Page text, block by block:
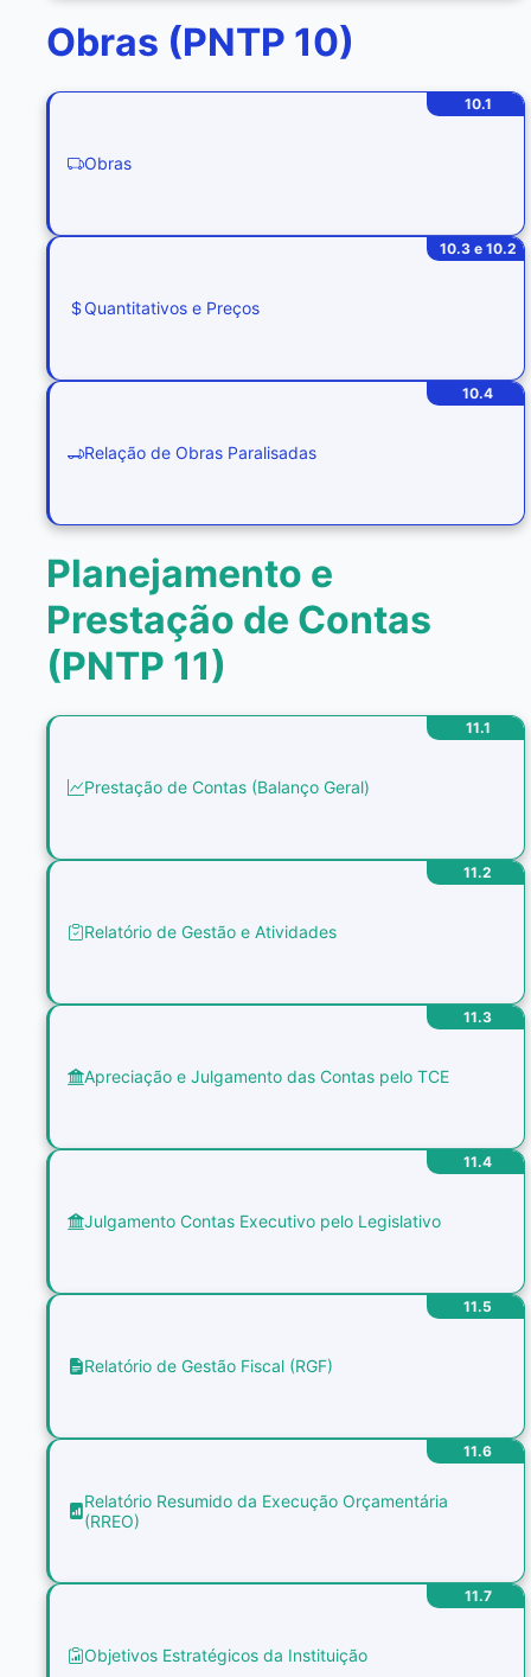
Obras (PNTP 10)
10.1
Obras
10.3 e 10.2
Quantitativos e Preços
10.4
Relação de Obras Paralisadas
Planejamento e
Prestação de Contas
(PNTP 11)
11.1
Prestação de Contas (Balanço Geral)
11.2
Relatório de Gestão e Atividades
11.3
Apreciação e Julgamento das Contas pelo TCE
11.4
Julgamento Contas Executivo pelo Legislativo
11.5
Relatório de Gestão Fiscal (RGF)
11.6
Relatório Resumido da Execução Orçamentária
(RREO)
11.7
Objetivos Estratégicos da Instituição